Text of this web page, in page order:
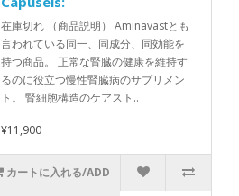
在庫切れ （商品説明） Aminavastとも
言われている同一、同成分、同効能を
持つ商品。 正常な腎臓の健康を維持す
るのに役立つ慢性腎臓病のサプリメン
ト。 腎細胞構造のケアスト..
¥11,900
カートに入れる/ADD